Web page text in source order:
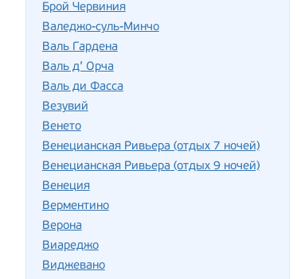
Брой Червиния
Валеджо-суль-Минчо
Валь Гардена
Валь д’ Орча
Валь ди Фасса
Везувий
Венето
Венецианская Ривьера (отдых 7 ночей)
Венецианская Ривьера (отдых 9 ночей)
Венеция
Верментино
Верона
Виареджо
Виджевано